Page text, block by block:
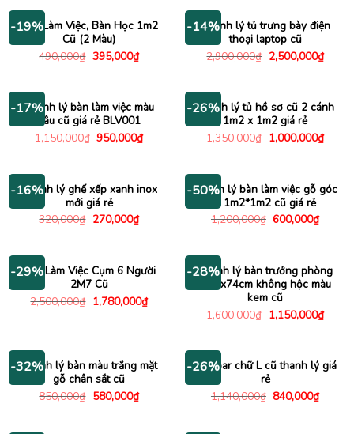
2,150,000₫.
-19%
Bàn Làm Việc, Bàn Học 1m2
Cũ (2 Màu)
490,000₫ Giá
395,000₫Giá
hiện
395,000₫.
-14%
Thanh lý tủ trưng bày điện
thoại laptop cũ
2,900,000₫ Giá
gốc
2,500,000₫Giá
hiện
-17%
Thanh lý bàn làm việc màu
nâu cũ giá rẻ BLV001
1,150,000₫ Giá
950,000₫Giá
hiện
950,000₫.
-26%
Thanh lý tủ hồ sơ cũ 2 cánh
1m2 x 1m2 giá rẻ
1,350,000₫ Giá
gốc
1,000,000₫Giá
hiện
-16%
Thanh lý ghế xếp xanh inox
mới giá rẻ
320,000₫ Giá
270,000₫Giá
hiện
270,000₫.
-50%
Thanh lý bàn làm việc gỗ góc
L 1m2*1m2 cũ giá rẻ
1,200,000₫ Giá
600,000₫Giá
hiện
-29%
Bàn Làm Việc Cụm 6 Người
2M7 Cũ
2,500,000₫ Giá
gốc
1,780,000₫Giá
hiện
-28%
Thanh lý bàn trưởng phòng
1m6x74cm không hộc màu
kem cũ
1,600,000₫ Giá
gốc
1,150,000₫Giá
hiện
-32%
Thanh lý bàn màu trắng mặt
gỗ chân sắt cũ
850,000₫ Giá
580,000₫Giá
hiện
-26%
Bàn bar chữ L cũ thanh lý giá
rẻ
1,140,000₫ Giá
840,000₫Giá
hiện